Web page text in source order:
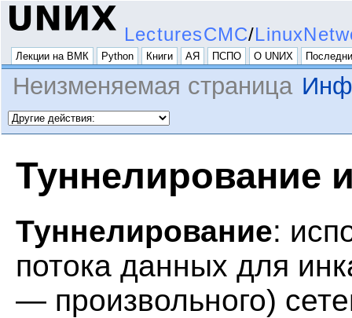
LecturesCMC/
Лекции на ВМК Python Книги АЯ ПСПО О UNИX
Неизменяемая страница
Туннелирование
Туннелирование:
потока данных для
— произвольного)